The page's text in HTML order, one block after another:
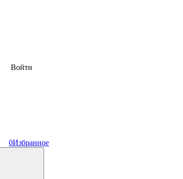
Войти
0Избранное